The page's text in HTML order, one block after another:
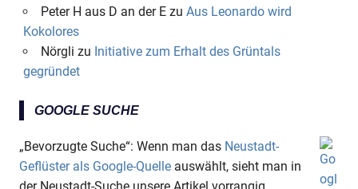
Peter H aus D an der Ezu Aus Leonardo wird
Kokolores
Nörgli zu Initiative zum Erhalt des Grüntals
gegründet
GOOGLE SUCHE
„Bevorzugte Suche“: Wenn man das Neustadt-
Geflüster als Google-Quelle auswählt, sieht man in
der Neustadt-Suche unsere Artikel vorrangig.